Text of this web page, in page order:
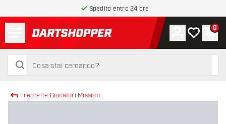
Spedito entro 24 ore
torna alla home page
cerca
cerca
Account
La mia0
Freccette Giocatori Mission